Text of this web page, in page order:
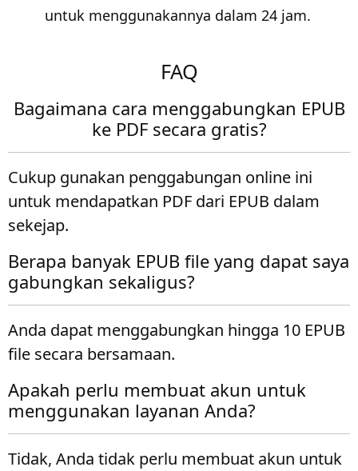
untuk menggunakannya dalam 24 jam.
FAQ
Bagaimana cara menggabungkan EPUB
ke PDF secara gratis?
Cukup gunakan penggabungan online ini
untuk mendapatkan PDF dari EPUB dalam
sekejap.
Berapa banyak EPUB file yang dapat saya
gabungkan sekaligus?
Anda dapat menggabungkan hingga 10 EPUB
file secara bersamaan.
Apakah perlu membuat akun untuk
menggunakan layanan Anda?
Tidak, Anda tidak perlu membuat akun untuk